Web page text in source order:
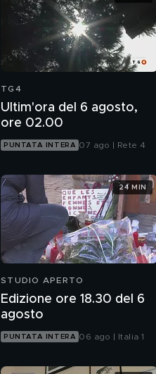
TG4
Ultim'ora del 6 agosto,
ore 02.00
PUNTATA INTERA 07 ago | Rete 4
STUDIO APERTO
Edizione ore 18.30 del 6
agosto
PUNTATA INTERA 06 ago | Italia 1
24 MIN